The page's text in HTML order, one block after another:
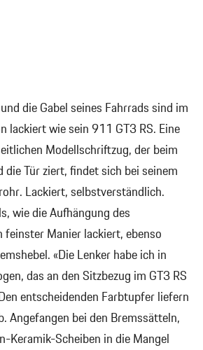
die Gabel seines Fahrrads sind im
lackiert wie sein 911 GT3 RS. Eine
Modellschriftzug, der beim
Tür ziert, findet sich bei seinem
Lackiert, selbstverständlich.
wie die Aufhängung des
Manier lackiert, ebenso
«Die Lenker habe ich in
das an den Sitzbezug im GT3 RS
entscheidenden Farbtupfer liefern
Angefangen bei den Bremssätteln,
Keramik-Scheiben in die Mangel